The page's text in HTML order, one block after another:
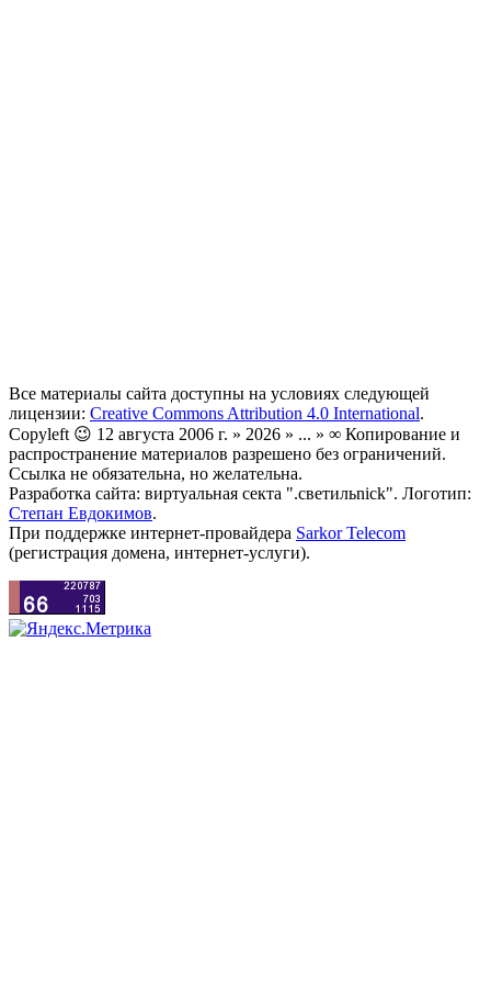
Все материалы сайта доступны на условиях следующей
лицензии: Creative Commons Attribution 4.0 International.
Copyleft 😉 12 августа 2006 г. » 2026 » ... » ∞ Копирование и
распространение материалов разрешено без ограничений.
Ссылка не обязательна, но желательна.
Разработка сайта: виртуальная секта ".светильnick". Логотип:
Степан Евдокимов.
При поддержке интернет-провайдера Sarkor Telecom
(регистрация домена, интернет-услуги).